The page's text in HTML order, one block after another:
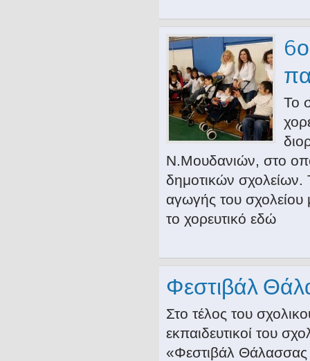
Το
Ν.Μουδανιών, στο
δημοτικών σχολείων.
αγωγής του
το χορευτικό εδώ
Φεστιβάλ
Στο τέλος του
εκπαιδευτικοί του
«Φεστιβάλ